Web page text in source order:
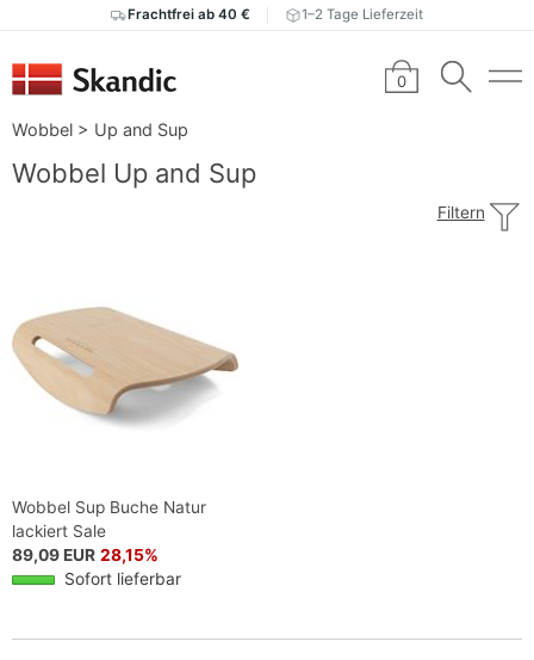
Frachtfrei ab 40 € 1–2 Tage Lieferzeit
0
Wobbel > Up and Sup
Wobbel Up and Sup
Filtern
Wobbel Sup Buche Natur
lackiert Sale
89,09 EUR 28,15%
Sofort lieferbar